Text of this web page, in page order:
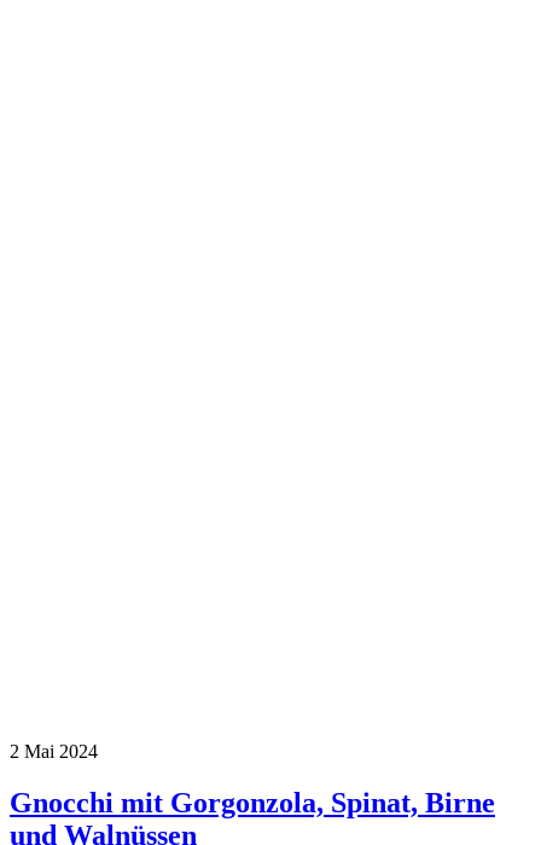
2 Mai 2024
Gnocchi mit Gorgonzola, Spinat, Birne
und Walnüssen